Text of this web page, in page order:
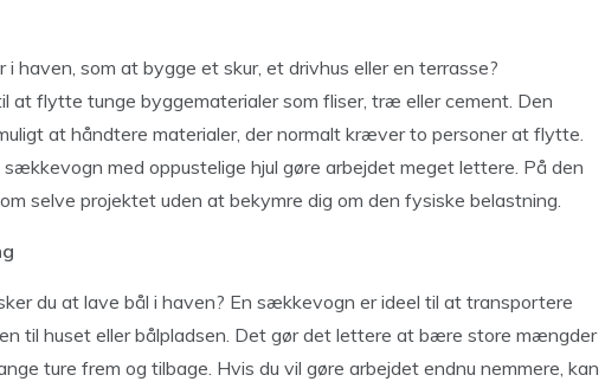
haven, som at bygge et skur, et drivhus eller en terrasse?
at flytte tunge byggematerialer som fliser, træ eller cement. Den
at håndtere materialer, der normalt kræver to personer at flytte.
med oppustelige hjul gøre arbejdet meget lettere. På den
selve projektet uden at bekymre dig om den fysiske belastning.
du at lave bål i haven? En sækkevogn er ideel til at transportere
til huset eller bålpladsen. Det gør det lettere at bære store mængder
ture frem og tilbage. Hvis du vil gøre arbejdet endnu nemmere, kan